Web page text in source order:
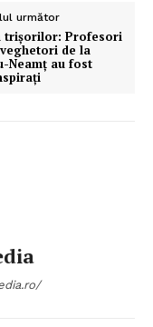
următor
trişorilor: Profesori
de la
Neamţ au fost